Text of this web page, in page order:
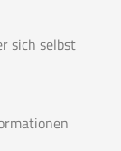
sich selbst